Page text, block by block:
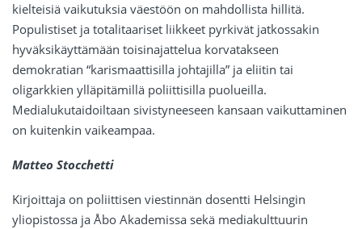
kielteisiä vaikutuksia väestöön on mahdollista hillitä.
Populistiset ja totalitaariset liikkeet pyrkivät jatkossakin
hyväksikäyttämään toisinajattelua korvatakseen
demokratian “karismaattisilla johtajilla” ja eliitin tai
oligarkkien ylläpitämillä poliittisilla puolueilla.
Medialukutaidoiltaan sivistyneeseen kansaan vaikuttaminen
on kuitenkin vaikeampaa.
Matteo Stocchetti
Kirjoittaja on poliittisen viestinnän dosentti Helsingin
yliopistossa ja Åbo Akademissa sekä mediakulttuurin